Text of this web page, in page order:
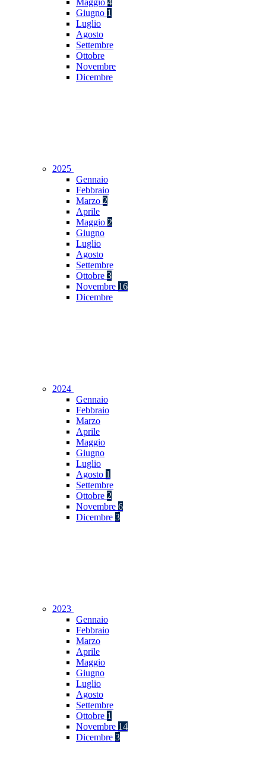
Maggio 4
Giugno 1
Luglio
Agosto
Settembre
Ottobre
Novembre
Dicembre
2025
Gennaio
Febbraio
Marzo 2
Aprile
Maggio 2
Giugno
Luglio
Agosto
Settembre
Ottobre 3
Novembre 16
Dicembre
2024
Gennaio
Febbraio
Marzo
Aprile
Maggio
Giugno
Luglio
Agosto 1
Settembre
Ottobre 2
Novembre 6
Dicembre 3
2023
Gennaio
Febbraio
Marzo
Aprile
Maggio
Giugno
Luglio
Agosto
Settembre
Ottobre 1
Novembre 14
Dicembre 3